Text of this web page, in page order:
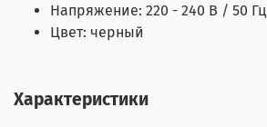
Напряжение: 220 - 240 В / 50 Гц
Цвет: черный
Характеристики